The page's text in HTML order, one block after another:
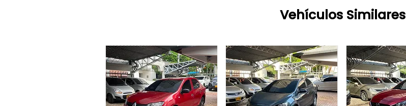
Vehículos Similares